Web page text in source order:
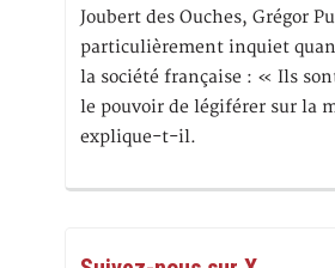
Joubert des Ouches, Grégor
particulièrement inquiet
la société française : « Ils
le pouvoir de légiférer sur la
explique-t-il.